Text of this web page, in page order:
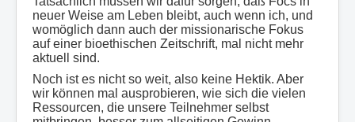
neuer Weise am Leben bleibt, auch wenn ich, und
womöglich dann auch der missionarische Fokus
auf einer bioethischen Zeitschrift, mal nicht mehr
aktuell sind.
Noch ist es nicht so weit, also keine Hektik. Aber
wir können mal ausprobieren, wie sich die vielen
Ressourcen, die unsere Teilnehmer selbst